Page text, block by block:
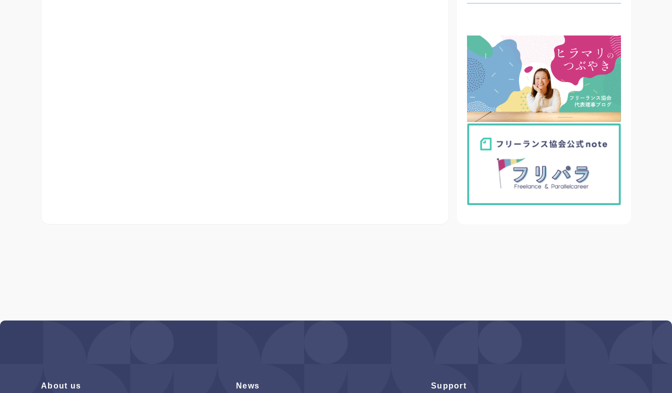
About us News Support